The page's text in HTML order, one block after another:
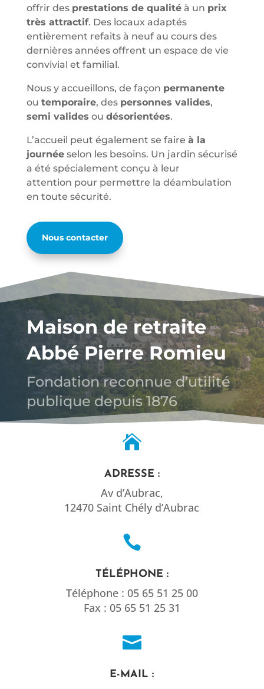
offrir des prestations de qualitéà un prix
très attractif. Des locaux adaptés
entièrement refaits à neuf au cours des
dernières années offrent un espace de vie
convivial et familial.
Nous y accueillons, de façon permanente
ou temporaire, des personnes valides,
semi valides ou désorientées.
L’accueil peut également se faire à la
journéeselon les besoins. Un jardin sécurisé
a été spécialement conçu à leur
attention pour permettre la déambulation
en toute sécurité.
Nous contacter
Maison de retraite
Abbé Pierre Romieu
Fondation reconnue d’utilité
publique depuis 1876

ADRESSE :
Av d’Aubrac,
12470 Saint Chély d’Aubrac

TÉLÉPHONE :
Téléphone : 05 65 51 25 00
Fax : 05 65 51 25 31

E-MAIL :